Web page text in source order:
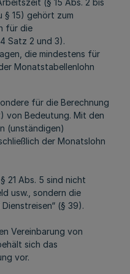
(§ 15 Abs. 2 bis
§ 15) gehört zum
für die
Satz 2 und 3).
die mindestens für
Monatstabellenlohn
für die Berechnung
von Bedeutung. Mit den
(unständigen)
der Monatslohn
21 Abs. 5 sind nicht
usw., sondern die
(§ 39).
Vereinbarung von
sich das
vor.